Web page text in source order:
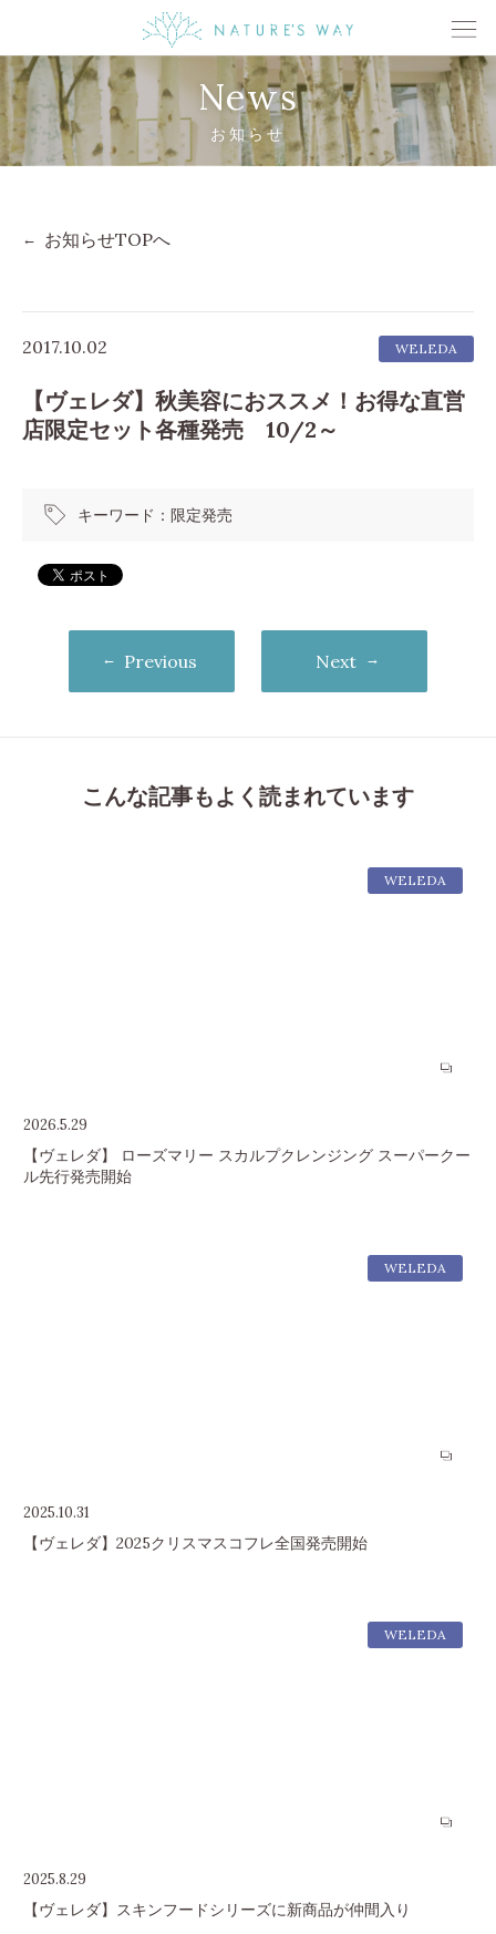
News
お知らせ
お知らせTOPへ
2017.10.02 WELEDA
【ヴェレダ】秋美容におススメ！お得な直営
店限定セット各種発売 10/2～
キーワード： 限定発売
Previous Next
こんな記事もよく読まれています
WELEDA
2026.5.29
【ヴェレダ】 ローズマリー スカルプクレンジング スーパークー
ル先行発売開始
WELEDA
2025.10.31
【ヴェレダ】2025クリスマスコフレ全国発売開始
WELEDA
2025.8.29
【ヴェレダ】スキンフードシリーズに新商品が仲間入り